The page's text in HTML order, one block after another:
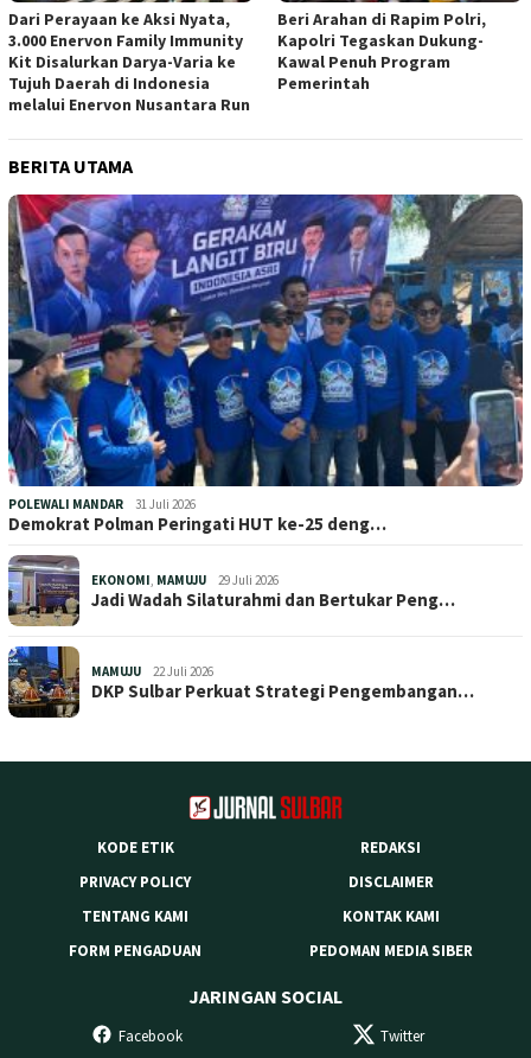
Dari Perayaan ke Aksi Nyata,
3.000 Enervon Family Immunity
Kit Disalurkan Darya-Varia ke
Tujuh Daerah di Indonesia
melalui Enervon Nusantara Run
Beri Arahan di Rapim Polri,
Kapolri Tegaskan Dukung-
Kawal Penuh Program
Pemerintah
BERITA UTAMA
POLEWALI MANDAR 31 Juli 2026
Demokrat Polman Peringati HUT ke-25 deng…
EKONOMI, MAMUJU 29 Juli 2026
Jadi Wadah Silaturahmi dan Bertukar Peng…
MAMUJU 22 Juli 2026
DKP Sulbar Perkuat Strategi Pengembangan…
KODE ETIK
REDAKSI
PRIVACY POLICY
DISCLAIMER
TENTANG KAMI
KONTAK KAMI
FORM PENGADUAN
PEDOMAN MEDIA SIBER
JARINGAN SOCIAL
Facebook Twitter